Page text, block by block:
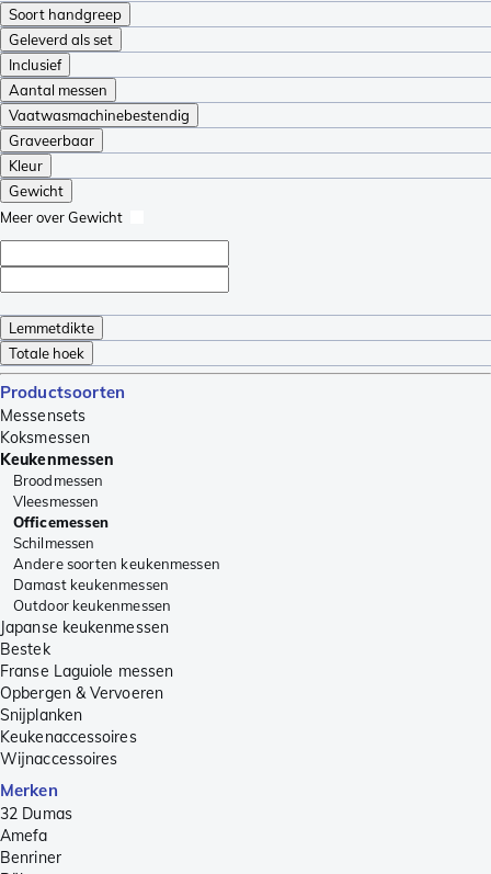
Soort handgreep
Geleverd als set
Inclusief
Aantal messen
Vaatwasmachinebestendig
Graveerbaar
Kleur
Gewicht
Meer over Gewicht
Lemmetdikte
Totale hoek
Productsoorten
Messensets
Koksmessen
Keukenmessen
Broodmessen
Vleesmessen
Officemessen
Schilmessen
Andere soorten keukenmessen
Damast keukenmessen
Outdoor keukenmessen
Japanse keukenmessen
Bestek
Franse Laguiole messen
Opbergen & Vervoeren
Snijplanken
Keukenaccessoires
Wijnaccessoires
Merken
32 Dumas
Amefa
Benriner